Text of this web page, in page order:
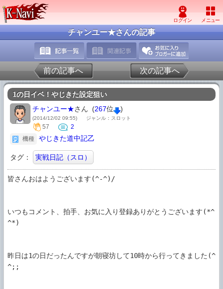
チャンユー★さんの記事
前の記事へ 次の記事へ
1の日イベ！やじきた設定狙い
チャンユー★さん (267位 )
(2014/12/02 09:55) ジャンル：スロット
57
2
機種
やじきた道中記乙
タグ： 実戦日記（スロ）
皆さんおはようございます(^-^)/
いつもコメント、拍手、お気に入り登録ありがとうございます(*^
^*)
昨日は1の日だったんですが朝寝坊して10時から行ってきました(^
^;;